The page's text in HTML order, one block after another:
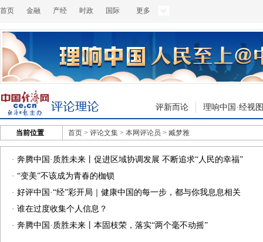
首页 金融 产经 时政 国际 更多
理响中国·经视图
评新而论
当前位置 首页 > 评论文集 > 本网评论员 > 臧梦雅
· 奔腾中国·质胜未来丨促进区域协调发展 不断追求“人民的幸福”
· “变美”不该成为青春的枷锁
· 好评中国·“经”彩开局｜健康中国的每一步，都与你我息息相关
· 谁在过度收集个人信息？
· 奔腾中国·质胜未来丨本固枝荣，落实“两个毫不动摇”